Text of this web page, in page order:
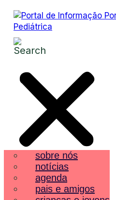
sobre nós
notícias
agenda
pais e amigos